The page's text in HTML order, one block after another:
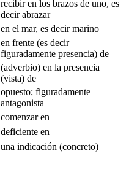
recibir en los brazos de uno, es
decir abrazar
en el mar, es decir marino
en frente (es decir
figuradamente presencia) de
(adverbio) en la presencia
(vista) de
opuesto; figuradamente
antagonista
comenzar en
deficiente en
una indicación (concreto)